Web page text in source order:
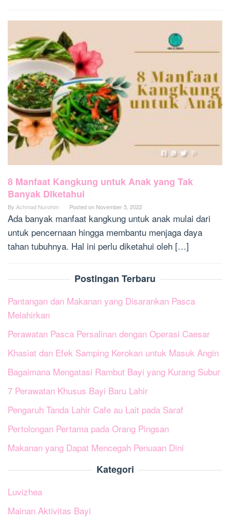
8 Manfaat Kangkung untuk Anak yang Tak
Banyak DIketahui
By Achmad Nurohim Posted on November 5, 2022
Ada banyak manfaat kangkung untuk anak mulai dari
untuk pencernaan hingga membantu menjaga daya
tahan tubuhnya. Hal ini perlu diketahui oleh […]
Postingan Terbaru
Pantangan dan Makanan yang Disarankan Pasca
Melahirkan
Perawatan Pasca Persalinan dengan Operasi Caesar
Khasiat dan Efek Samping Kerokan untuk Masuk Angin
Bagaimana Mengatasi Rambut Bayi yang Kurang Subur
7 Perawatan Khusus Bayi Baru Lahir
Pengaruh Tanda Lahir Cafe au Lait pada Saraf
Pertolongan Pertama pada Orang Pingsan
Makanan yang Dapat Mencegah Penuaan Dini
Kategori
Luvizhea
Mainan Aktivitas Bayi